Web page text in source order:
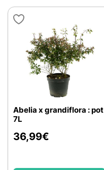
Abelia x grandiflora : pot
7L
36,99€